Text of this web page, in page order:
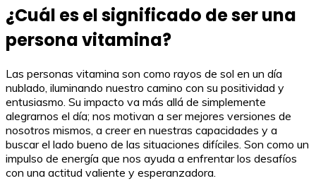
¿Cuál es el significado de ser una
persona vitamina?
Las personas vitamina son como rayos de sol en un día
nublado, iluminando nuestro camino con su positividad y
entusiasmo. Su impacto va más allá de simplemente
alegrarnos el día; nos motivan a ser mejores versiones de
nosotros mismos, a creer en nuestras capacidades y a
buscar el lado bueno de las situaciones difíciles. Son como un
impulso de energía que nos ayuda a enfrentar los desafíos
con una actitud valiente y esperanzadora.